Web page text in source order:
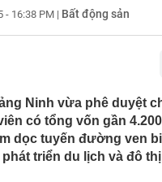
Chứng khoán Vietcap dự
ngay trong tháng 8
Nắm trong tay Điện Máy
Khám xét ngôi nhà cổ, phát
5 thỏi vàng giấu trong nhiều
4 dấu hiệu nhận biết ngôi
Quốc gia có lượng khách
- 16:38 PM | Bất động sản
Ninh vừa phê duyệt
có tổng vốn gần
dọc tuyến đường ven
triển du lịch và đô